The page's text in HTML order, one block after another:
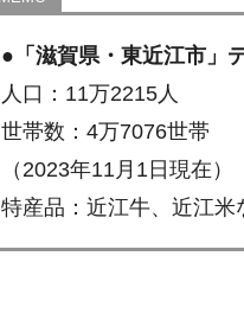
● 「滋賀県・東近江市」
人口：11万2215人
世帯数：4万7076世帯
（2023年11月1日現在）
特産品：近江牛、近江米